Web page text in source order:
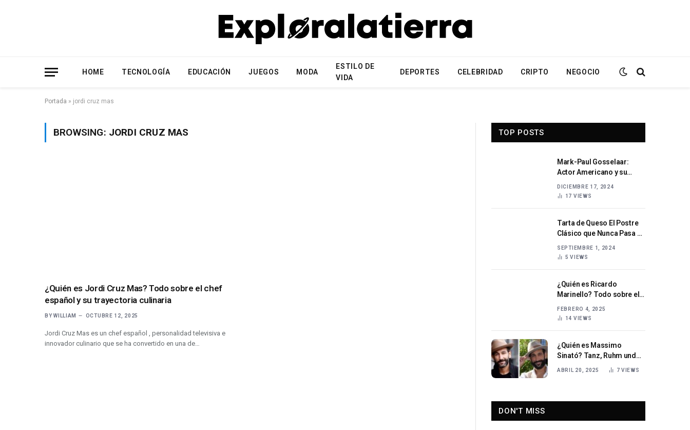
HOME TECNOLOGÍA EDUCACIÓN JUEGOS MODA
ESTILO DE
VIDA
DEPORTES CELEBRIDAD CRIPTO NEGOCIO
Portada » jordi cruz mas
BROWSING: JORDI CRUZ MAS
¿Quién es Jordi Cruz Mas? Todo sobre el chef
español y su trayectoria culinaria
BY WILLIAM OCTUBRE 12, 2025
Jordi Cruz Mas es un chef español , personalidad televisiva e
innovador culinario que se ha convertido en una de…
TOP POSTS
Mark-Paul Gosselaar:
Actor Americano y su
DICIEMBRE 17, 2024
17 VIEWS
Tarta de Queso El Postre
Clásico que Nunca Pasa de
SEPTIEMBRE 1, 2024
5VIEWS
¿Quién es Ricardo
Marinello? Todo sobre el
Marinello
FEBRERO 4, 2025
14 VIEWS
¿Quién es Massimo
Sinató? Tanz, Ruhm und
Leben con Rebecca Mir
ABRIL 20, 2025 7 VIEWS
DON'T MISS